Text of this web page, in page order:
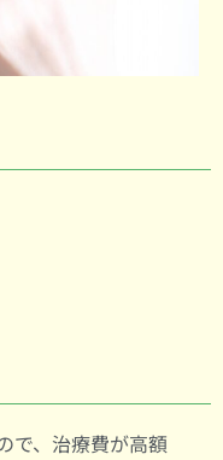
で、治療費が高額